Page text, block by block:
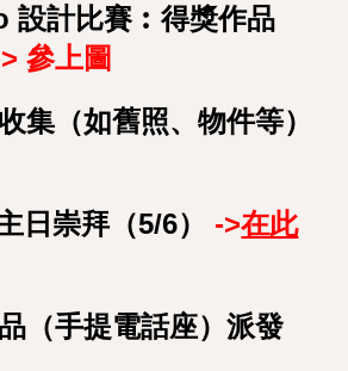
設計比賽︰得獎作品
參上圖
集（如舊照、物件等）
日崇拜（5/6） ->在此
（手提電話座）派發